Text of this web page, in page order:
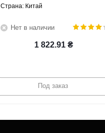
Страна: Китай
Нет в наличии
1 822.91₴
Под заказ